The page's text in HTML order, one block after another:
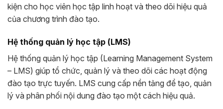
kiện cho học viên học tập linh hoạt và theo dõi hiệu quả
của chương trình đào tạo.
Hệ thống quản lý học tập (LMS)
Hệ thống quản lý học tập (Learning Management System
– LMS) giúp tổ chức, quản lý và theo dõi các hoạt động
đào tạo trực tuyến. LMS cung cấp nền tảng để tạo, quản
lý và phân phối nội dung đào tạo một cách hiệu quả.